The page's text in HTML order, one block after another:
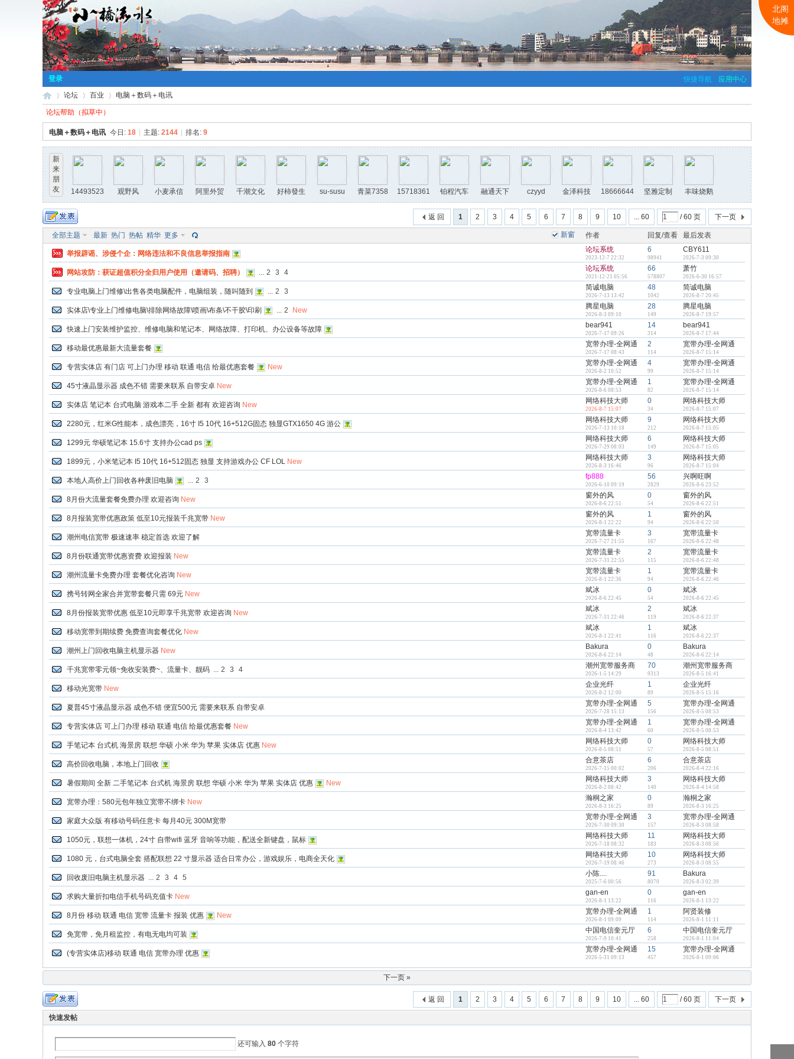
应用中心
快捷导航
登录
小
桥
»
论坛
›
百业
›
电脑＋数码＋电讯
论坛帮助（拟草中）
电脑＋数码＋电讯 今日: 18 主题: 2144 排名: 9
新
来
朋
友
14493523
33
观野风 小麦承信
阿里外贸
团
千潮文化 好柿發生 su-susu 青菜7358
15718361
300
铂程汽车 融通天下 czyyd 金泽科技
18666644
514
坚雅定制 丰味烧鹅
灵精餐饮
店
艺佳广告
1 2 3 4 5 6 7 8 9 10 ... 60 / 60 页 下一页
返 回
新窗
全部主题 最新 热门 热帖 精华 更多 作者 回复/查看 最后发表
举报辟谣、涉侵个企：网络违法和不良信息举报指南 论坛系统
2023-12-7 22:32
6
98941
CBY611
2026-7-3 09:30
网站攻防：获证超值积分全归用户使用（邀请码、招聘） ... 2 3 4 论坛系统
2021-12-21 05:56
66
578807
萧竹
2026-6-30 16:57
专业电脑上门维修\出售各类电脑配件，电脑组装，随叫随到 ... 2 3 简诚电脑
2026-7-13 13:42
48
1042
简诚电脑
2026-8-7 20:45
实体店\专业上门维修电脑\排除网络故障\喷画\布条\不干胶\印刷 ... 2 New 腾星电脑
2026-8-3 09:10
28
149
腾星电脑
2026-8-7 19:57
快速上门安装维护监控、维修电脑和笔记本、网络故障、打印机、办公设备等故障 bear941
2026-7-17 09:26
14
314
bear941
2026-8-7 17:44
移动最优惠最新大流量套餐 宽带办理-全网通
2026-7-17 08:43
2
114
宽带办理-全网通
2026-8-7 15:14
专营实体店 有门店 可上门办理 移动 联通 电信 给最优惠套餐 New 宽带办理-全网通
2026-8-2 10:52
4
99
宽带办理-全网通
2026-8-7 15:14
45寸液晶显示器 成色不错 需要来联系 自带安卓 New 宽带办理-全网通
2026-8-6 08:53
1
82
宽带办理-全网通
2026-8-7 15:14
实体店 笔记本 台式电脑 游戏本二手 全新 都有 欢迎咨询 New 网络科技大师
2026-8-7 15:07
0
34
网络科技大师
2026-8-7 15:07
2280元，红米G性能本，成色漂亮，16寸 I5 10代 16+512G固态 独显GTX1650 4G 游公 网络科技大师
2026-7-13 10:18
9
212
网络科技大师
2026-8-7 15:05
1299元 华硕笔记本 15.6寸 支持办公cad ps 网络科技大师
2026-7-29 08:03
6
149
网络科技大师
2026-8-7 15:05
1899元，小米笔记本 I5 10代 16+512固态 独显 支持游戏办公 CF LOL New 网络科技大师
2026-8-3 16:46
3
96
网络科技大师
2026-8-7 15:04
本地人高价上门回收各种废旧电脑 ... 2 3 fp888
2026-6-10 09:19
56
2829
兴啊旺啊
2026-8-6 23:52
8月份大流量套餐免费办理 欢迎咨询 New 窗外的风
2026-8-6 22:51
0
54
窗外的风
2026-8-6 22:51
8月报装宽带优惠政策 低至10元报装千兆宽带 New 窗外的风
2026-8-1 22:22
1
94
窗外的风
2026-8-6 22:50
潮州电信宽带 极速速率 稳定首选 欢迎了解 宽带流量卡
2026-7-27 21:55
3
167
宽带流量卡
2026-8-6 22:48
8月份联通宽带优惠资费 欢迎报装 New 宽带流量卡
2026-7-31 22:55
2
115
宽带流量卡
2026-8-6 22:48
潮州流量卡免费办理 套餐优化咨询 New 宽带流量卡
2026-8-1 22:36
1
94
宽带流量卡
2026-8-6 22:46
携号转网全家合并宽带套餐只需 69元 New 斌冰
2026-8-6 22:45
0
54
斌冰
2026-8-6 22:45
8月份报装宽带优惠 低至10元即享千兆宽带 欢迎咨询 New 斌冰
2026-7-31 22:46
2
119
斌冰
2026-8-6 22:37
移动宽带到期续费 免费查询套餐优化 New 斌冰
2026-8-1 22:41
1
116
斌冰
2026-8-6 22:37
潮州上门回收电脑主机显示器 New Bakura
2026-8-6 22:14
0
48
Bakura
2026-8-6 22:14
千兆宽带零元领~免收安装费~、流量卡、靓码 ... 2 3 4 潮州宽带服务商
2026-1-5 14:29
70
9313
潮州宽带服务商
2026-8-5 16:41
移动光宽带 New 企业光纤
2026-8-2 12:00
1
89
企业光纤
2026-8-5 15:16
夏普45寸液晶显示器 成色不错 便宜500元 需要来联系 自带安卓 宽带办理-全网通
2026-7-28 15:13
5
156
宽带办理-全网通
2026-8-5 08:53
专营实体店 可上门办理 移动 联通 电信 给最优惠套餐 New 宽带办理-全网通
2026-8-4 13:42
1
60
宽带办理-全网通
2026-8-5 08:53
手笔记本 台式机 海景房 联想 华硕 小米 华为 苹果 实体店 优惠 New 网络科技大师
2026-8-5 08:51
0
57
网络科技大师
2026-8-5 08:51
高价回收电脑，本地上门回收 合意茶店
2026-7-15 00:02
6
206
合意茶店
2026-8-4 22:16
暑假期间 全新 二手笔记本 台式机 海景房 联想 华硕 小米 华为 苹果 实体店 优惠 New 网络科技大师
2026-8-2 08:42
3
140
网络科技大师
2026-8-4 14:58
宽带办理：580元包年独立宽带不绑卡 New 瀚桐之家
2026-8-3 16:25
0
89
瀚桐之家
2026-8-3 16:25
家庭大众版 有移动号码任意卡 每月40元 300M宽带 宽带办理-全网通
2026-7-30 09:30
3
157
宽带办理-全网通
2026-8-3 08:58
1050元，联想一体机，24寸 自带wifi 蓝牙 音响等功能，配送全新键盘，鼠标 网络科技大师
2026-7-18 08:32
11
183
网络科技大师
2026-8-3 08:56
1080 元，台式电脑全套 搭配联想 22 寸显示器 适合日常办公，游戏娱乐，电商全天化 网络科技大师
2026-7-19 08:46
10
273
网络科技大师
2026-8-3 08:55
回收废旧电脑主机显示器 ... 2 3 4 5 小陈....
2025-7-6 00:56
91
8070
Bakura
2026-8-3 02:39
求购大量折扣电信手机号码充值卡 New gan-en
2026-8-1 13:22
0
116
gan-en
2026-8-1 13:22
8月份 移动 联通 电信 宽带 流量卡 报装 优惠 New 宽带办理-全网通
2026-8-1 09:09
1
114
阿贤装修
2026-8-1 11:11
免宽带，免月租监控，有电无电均可装 中国电信奎元厅
2026-7-9 10:41
6
258
中国电信奎元厅
2026-8-1 11:04
(专营实体店)移动 联通 电信 宽带办理 优惠 宽带办理-全网通
2026-5-31 09:13
15
457
宽带办理-全网通
2026-8-1 09:06
下一页 »
1 2 3 4 5 6 7 8 9 10 ... 60 / 60 页 下一页
返 回
快速发帖
还可输入 80 个字符
北阁
地摊